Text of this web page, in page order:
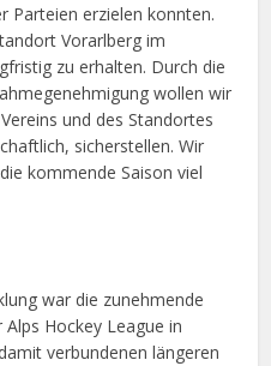
Parteien erzielen konnten.
Vorarlberg im
zu erhalten. Durch die
wollen wir
und des Standortes
sicherstellen. Wir
kommende Saison viel
war die zunehmende
Hockey League in
verbundenen längeren